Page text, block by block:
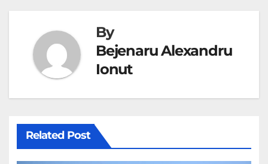
By
Bejenaru Alexandru
Ionut
Related Post